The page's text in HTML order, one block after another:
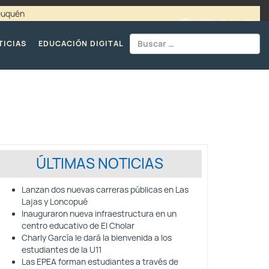
EDUCACIÓN DIGITAL
ÚLTIMAS NOTICIAS
Lanzan dos nuevas carreras públicas en Las
Lajas y Loncopué
Inauguraron nueva infraestructura en un
centro educativo de El Cholar
Charly García le dará la bienvenida a los
estudiantes de la U11
Las EPEA forman estudiantes a través de